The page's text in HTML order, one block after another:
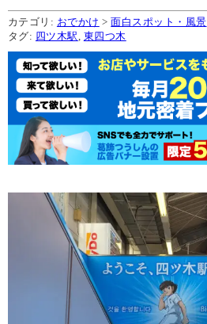
カテゴリ: おでかけ >面白スポット・風景
タグ: 四ツ木駅 東四つ木